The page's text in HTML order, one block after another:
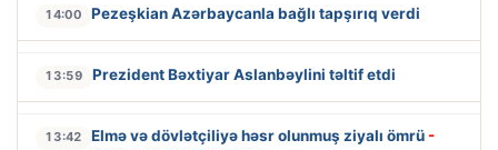
14:00 Pezeşkian Azərbaycanla bağlı tapşırıq verdi
13:59 Prezident Bəxtiyar Aslanbəylini təltif etdi
13:42 Elmə və dövlətçiliyə həsr olunmuş ziyalı ömrü -